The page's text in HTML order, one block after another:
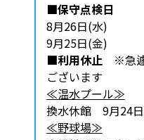
■保守点検日
8月26日(水)
9月25日(金)
■利用休止 ※急
ございます
≪温水プール≫
換水休館 9月24
≪野球場≫